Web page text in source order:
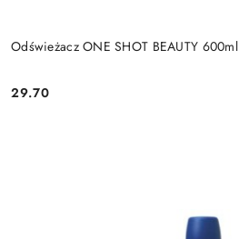
Odświeżacz ONE SHOT BEAUTY 600ml
Cena:
29.70